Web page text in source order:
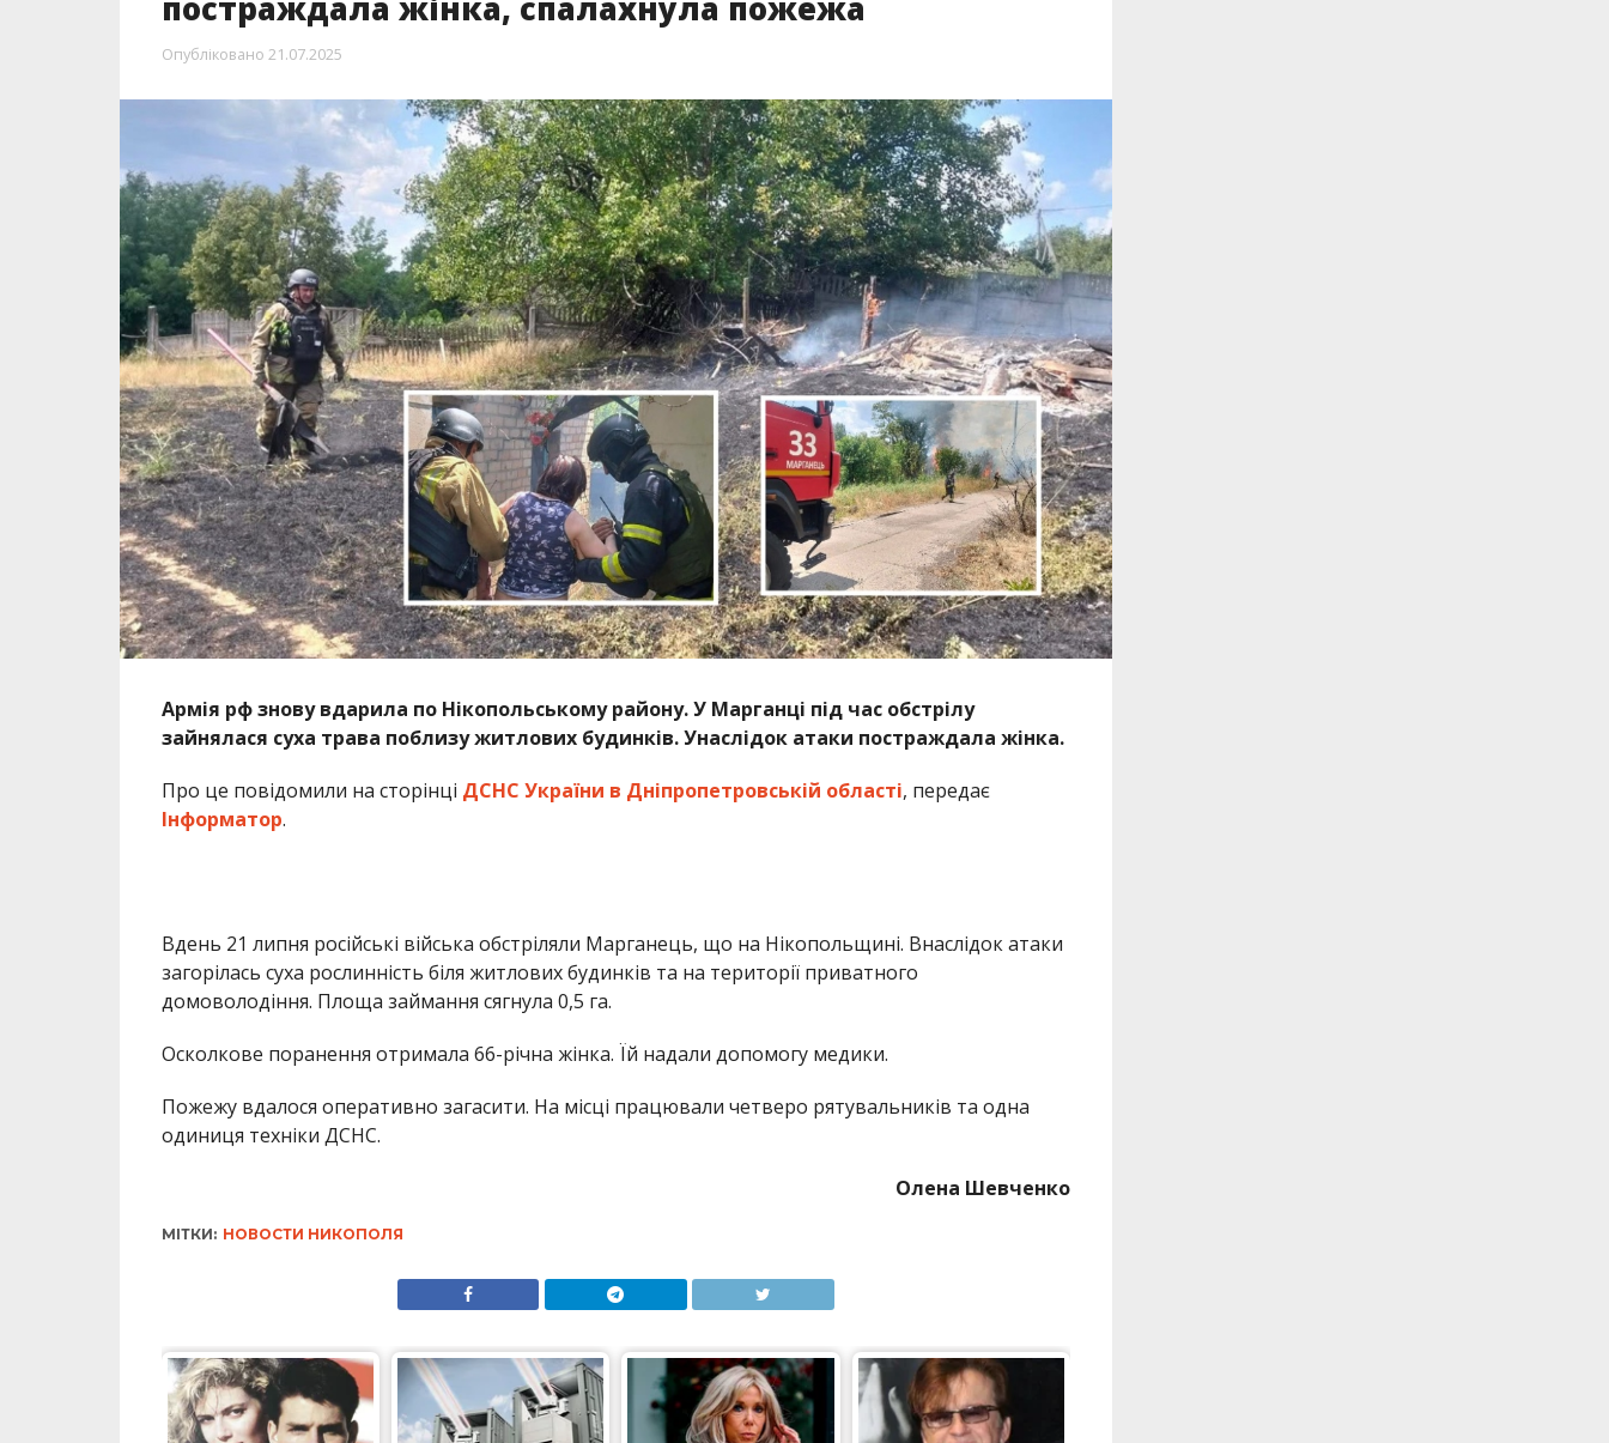
постраждала жінка, спалахнула пожежа
Опубліковано 21.07.2025
Армія рф знову вдарила по Нікопольському району. У Марганці під час обстрілу
зайнялася суха трава поблизу житлових будинків. Унаслідок атаки постраждала жінка.
Про це повідомили на сторінці ДСНС України в Дніпропетровській області, передає
Інформатор.
Вдень 21 липня російські війська обстріляли Марганець, що на Нікопольщині. Внаслідок атаки
загорілась суха рослинність біля житлових будинків та на території приватного
домоволодіння. Площа займання сягнула 0,5 га.
Осколкове поранення отримала 66-річна жінка. Їй надали допомогу медики.
Пожежу вдалося оперативно загасити. На місці працювали четверо рятувальників та одна
одиниця техніки ДСНС.
Олена Шевченко
МІТКИ: НОВОСТИ НИКОПОЛЯ